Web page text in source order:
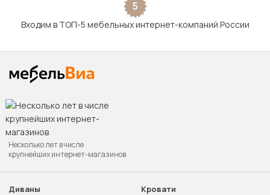
5
Входим в ТОП-5 мебельных интернет-компаний России
Несколько лет в числе
крупнейших интернет-магазинов
Диваны
Кровати